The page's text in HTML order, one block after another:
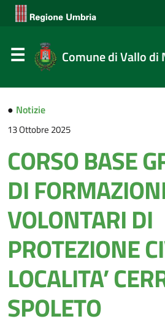
Comune di Vallo di
● Notizie
13 Ottobre 2025
CORSO BASE
DI
VOLONTARI DI
PROTEZIONE
LOCALITA’
SPOLETO